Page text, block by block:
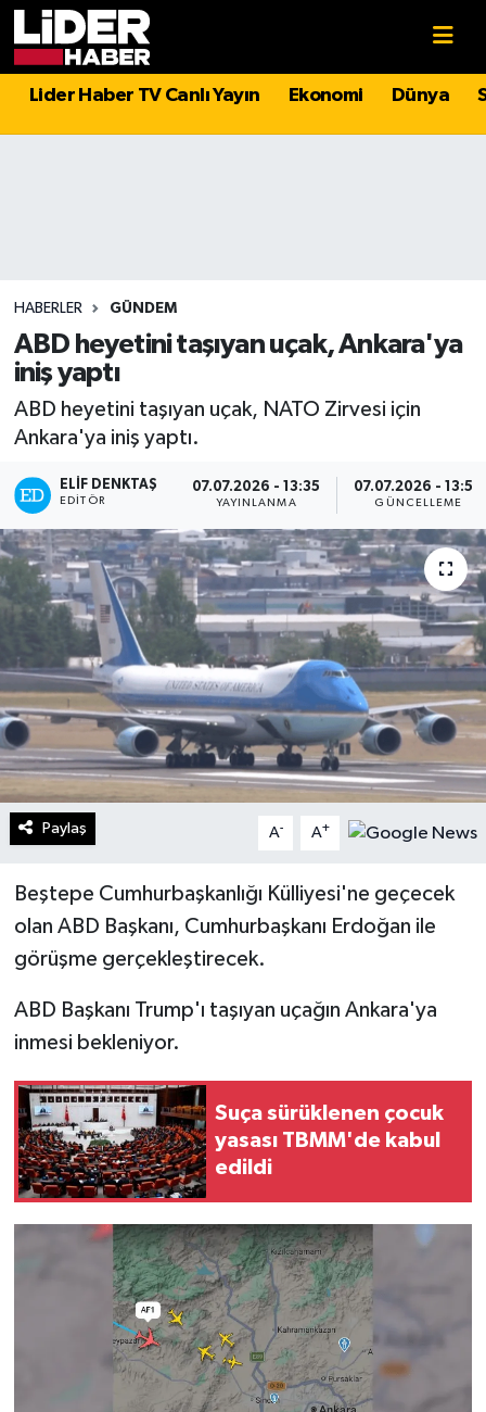
Lider Haber TV Canlı Yayın Ekonomi Dünya
HABERLER GÜNDEM
ABD heyetini taşıyan uçak, Ankara'ya
iniş yaptı
ABD heyetini taşıyan uçak, NATO Zirvesi için
Ankara'ya iniş yaptı.
ELIF DENKTAŞ
EDITÖR
07.07.2026 - 13:35
YAYINLANMA
07.07.2026 - 13:56
GÜNCELLEME
Paylaş A- A+
Beştepe Cumhurbaşkanlığı Külliyesi'ne geçecek
olan ABD Başkanı, Cumhurbaşkanı Erdoğan ile
görüşme gerçekleştirecek.
ABD Başkanı Trump'ı taşıyan uçağın Ankara'ya
inmesi bekleniyor.
Suça sürüklenen çocuk
yasası TBMM'de kabul
edildi
Politika
Magazin
Spor
Sağlık
Turizm
Kültür - Sanat
Lider Haber TV Canlı Yayın izle
Hava Durumu
Süper Lig Puan Durumu ve Fikstür
Tüm Manşetler
Son Dakika Haberleri